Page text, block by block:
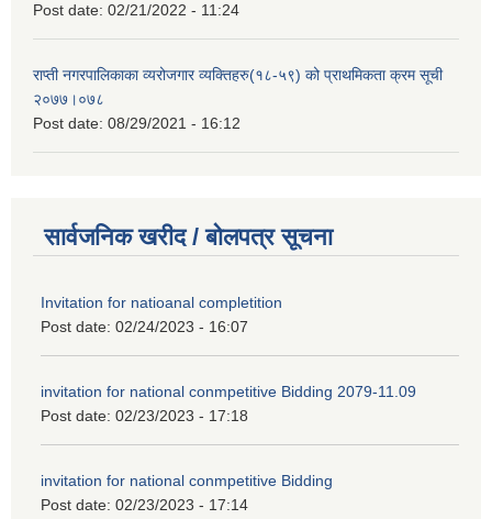
Post date: 02/21/2022 - 11:24
राप्ती नगरपालिकाका व्यरोजगार व्यक्तिहरु(१८-५९) को प्राथमिकता क्रम सूची
२०७७।०७८
Post date: 08/29/2021 - 16:12
सार्वजनिक खरीद / बोलपत्र सूचना
Invitation for natioanal completition
Post date: 02/24/2023 - 16:07
invitation for national conmpetitive Bidding 2079-11.09
Post date: 02/23/2023 - 17:18
invitation for national conmpetitive Bidding
Post date: 02/23/2023 - 17:14